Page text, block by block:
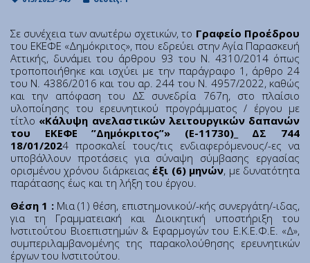
Institute of Quantum Computing and Quantum
National Research Infrastructures
Home
About Us
Education
Congress Center
Innovation Office
Department of e-Governance
Work with us
Procurement
Σε συνέχεια των ανωτέρω σχετικών, το Γραφείο Προέδρου
του ΕΚΕΦΕ «Δημόκριτος», που εδρεύει στην Αγία Παρασκευή
Αττικής, δυνάμει του άρθρου 93 του Ν. 4310/2014 όπως
τροποποιήθηκε και ισχύει με την παράγραφο 1, άρθρο 24
του Ν. 4386/2016 και του αρ. 244 του Ν. 4957/2022, καθώς
και την απόφαση του ΔΣ συνεδρία 767η, στο πλαίσιο
υλοποίησης του ερευνητικού προγράμματος / έργου με
τίτλο «Κάλυψη ανελαστικών λειτουργικών δαπανών
του ΕΚΕΦΕ ”Δημόκριτος”» (Ε-11730)_ ΔΣ 744
18/01/2024 προσκαλεί τους/τις ενδιαφερόμενους/-ες να
υποβάλλουν προτάσεις για σύναψη σύμβασης εργασίας
ορισμένου χρόνου διάρκειας έξι (6) μηνών, με δυνατότητα
παράτασης έως και τη λήξη του έργου.
Θέση 1 : Μια (1) θέση, επιστημονικού/-κής συνεργάτη/-ιδας,
για τη Γραμματειακή και Διοικητική υποστήριξη του
Ινστιτούτου Βιοεπιστημών & Εφαρμογών του Ε.Κ.Ε.Φ.Ε. «Δ»,
συμπεριλαμβανομένης της παρακολούθησης ερευνητικών
έργων του Ινστιτούτου.